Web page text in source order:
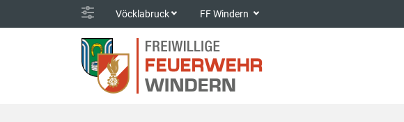
Vöcklabruck FF Windern